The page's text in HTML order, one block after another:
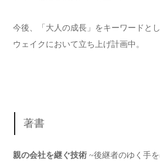
今後、「大人の成長」をキーワードと
ウェイクにおいて立ち上げ計画中。
著書
親の会社を継ぐ技術 ~後継者のゆく 手